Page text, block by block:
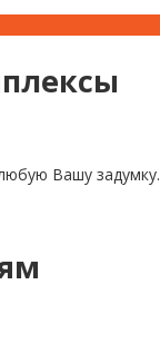
Вашу задумку.